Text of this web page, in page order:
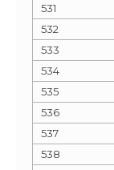
531
532
533
534
535
536
537
538